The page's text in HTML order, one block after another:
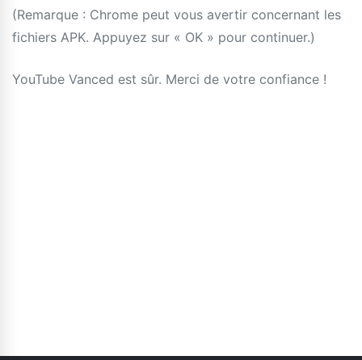
(Remarque : Chrome peut vous avertir concernant les
fichiers APK. Appuyez sur « OK » pour continuer.)
YouTube Vanced est sûr. Merci de votre confiance !